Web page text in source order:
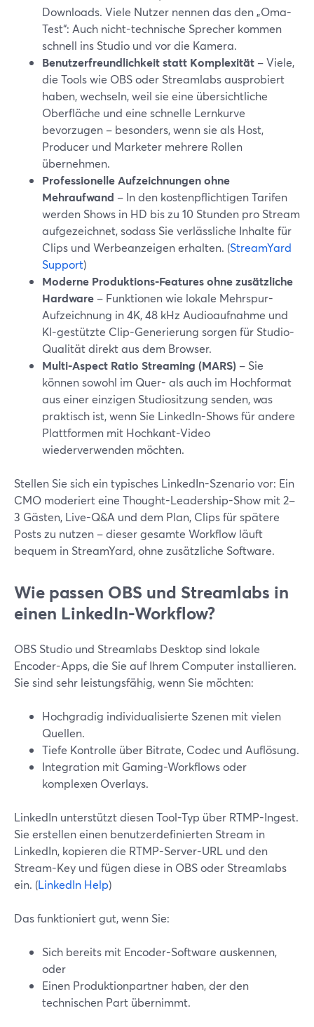
Downloads. Viele Nutzer nennen das den „Oma-
Test“: Auch nicht-technische Sprecher kommen
schnell ins Studio und vor die Kamera.
Benutzerfreundlichkeit statt Komplexität – Viele,
die Tools wie OBS oder Streamlabs ausprobiert
haben, wechseln, weil sie eine übersichtliche
Oberfläche und eine schnelle Lernkurve
bevorzugen – besonders, wenn sie als Host,
Producer und Marketer mehrere Rollen
übernehmen.
Professionelle Aufzeichnungen ohne
Mehraufwand – In den kostenpflichtigen Tarifen
werden Shows in HD bis zu 10 Stunden pro Stream
aufgezeichnet, sodass Sie verlässliche Inhalte für
Clips und Werbeanzeigen erhalten. (StreamYard
Support)
Moderne Produktions-Features ohne zusätzliche
Hardware – Funktionen wie lokale Mehrspur-
Aufzeichnung in 4K, 48 kHz Audioaufnahme und
KI-gestützte Clip-Generierung sorgen für Studio-
Qualität direkt aus dem Browser.
Multi-Aspect Ratio Streaming (MARS) – Sie
können sowohl im Quer- als auch im Hochformat
aus einer einzigen Studiositzung senden, was
praktisch ist, wenn Sie LinkedIn-Shows für andere
Plattformen mit Hochkant-Video
wiederverwenden möchten.
Stellen Sie sich ein typisches LinkedIn-Szenario vor: Ein
CMO moderiert eine Thought-Leadership-Show mit 2–
3 Gästen, Live-Q&A und dem Plan, Clips für spätere
Posts zu nutzen – dieser gesamte Workflow läuft
bequem in StreamYard, ohne zusätzliche Software.
Wie passen OBS und Streamlabs in
einen LinkedIn-Workflow?
OBS Studio und Streamlabs Desktop sind lokale
Encoder-Apps, die Sie auf Ihrem Computer installieren.
Sie sind sehr leistungsfähig, wenn Sie möchten:
Hochgradig individualisierte Szenen mit vielen
Quellen.
Tiefe Kontrolle über Bitrate, Codec und Auflösung.
Integration mit Gaming-Workflows oder
komplexen Overlays.
LinkedIn unterstützt diesen Tool-Typ über RTMP-Ingest.
Sie erstellen einen benutzerdefinierten Stream in
LinkedIn, kopieren die RTMP-Server-URL und den
Stream-Key und fügen diese in OBS oder Streamlabs
ein. (LinkedIn Help)
Das funktioniert gut, wenn Sie:
Sich bereits mit Encoder-Software auskennen,
oder
Einen Produktionpartner haben, der den
technischen Part übernimmt.